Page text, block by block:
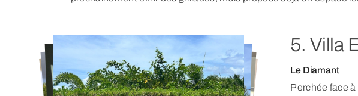
5. Villa
Le Diamant
Perchée face